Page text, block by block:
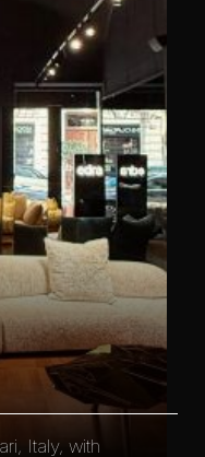
Italy, with